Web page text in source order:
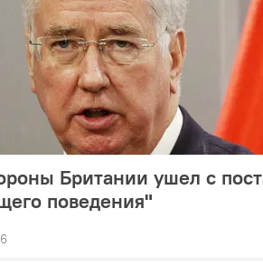
Британии ушел с
поведения"